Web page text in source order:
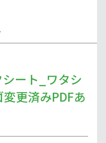
シート_ワタシ
更済みPDFあ